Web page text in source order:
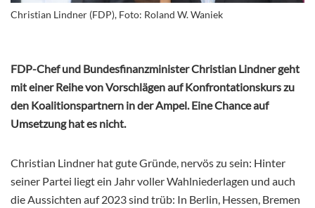
Christian Lindner (FDP), Foto: Roland W. Waniek
FDP-Chef und Bundesfinanzminister Christian Lindner geht
mit einer Reihe von Vorschlägen auf Konfrontationskurs zu
den Koalitionspartnern in der Ampel. Eine Chance auf
Umsetzung hat es nicht.
Christian Lindner hat gute Gründe, nervös zu sein: Hinter
seiner Partei liegt ein Jahr voller Wahlniederlagen und auch
die Aussichten auf 2023 sind trüb: In Berlin, Hessen, Bremen